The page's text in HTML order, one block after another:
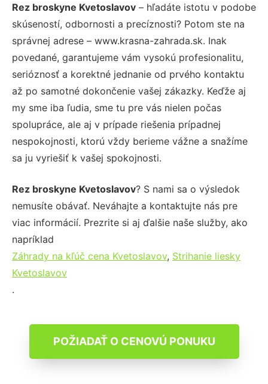
Rez broskyne Kvetoslavov – hľadáte istotu v podobe
skúseností, odbornosti a precíznosti? Potom ste na
správnej adrese – www.krasna-zahrada.sk. Inak
povedané, garantujeme vám vysokú profesionalitu,
serióznosť a korektné jednanie od prvého kontaktu
až po samotné dokončenie vašej zákazky. Keďže aj
my sme iba ľudia, sme tu pre vás nielen počas
spolupráce, ale aj v prípade riešenia prípadnej
nespokojnosti, ktorú vždy berieme vážne a snažíme
sa ju vyriešiť k vašej spokojnosti.
Rez broskyne Kvetoslavov? S nami sa o výsledok
nemusíte obávať. Neváhajte a kontaktujte nás pre
viac informácií. Prezrite si aj ďalšie naše služby, ako
napríklad
Záhrady na kľúč cena Kvetoslavov, Strihanie liesky
Kvetoslavov
.
POŽIADAŤ O CENOVÚ PONUKU